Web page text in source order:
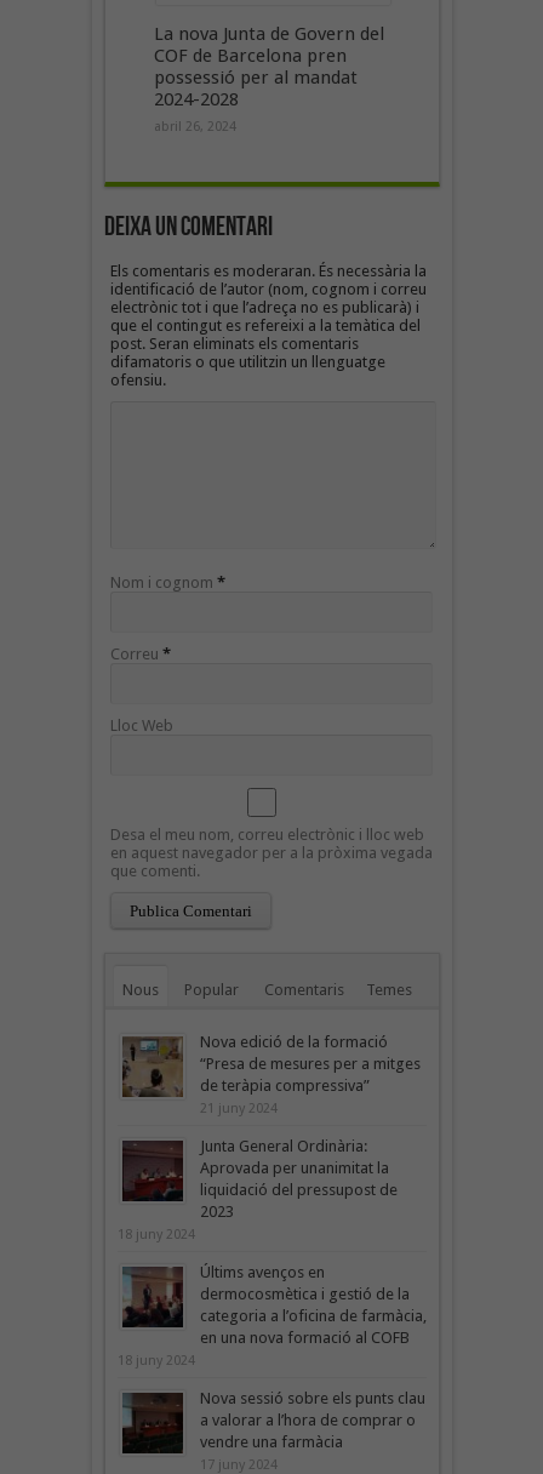
La nova Junta de Govern del
COF de Barcelona pren
possessió per al mandat
2024-2028
abril 26, 2024
Deixa un Comentari
Els comentaris es moderaran. És necessària la
identificació de l’autor (nom, cognom i correu
electrònic tot i que l’adreça no es publicarà) i
que el contingut es refereixi a la temàtica del
post. Seran eliminats els comentaris
difamatoris o que utilitzin un llenguatge
ofensiu.
Nom i cognom *
Correu *
Lloc Web
Desa el meu nom, correu electrònic i lloc web
en aquest navegador per a la pròxima vegada
que comenti.
Nous Popular Comentaris Temes
Nova edició de la formació
“Presa de mesures per a mitges
de teràpia compressiva”
21 juny 2024
Junta General Ordinària:
Aprovada per unanimitat la
liquidació del pressupost de
2023
18 juny 2024
Últims avenços en
dermocosmètica i gestió de la
categoria a l’oficina de farmàcia,
en una nova formació al COFB
18 juny 2024
Nova sessió sobre els punts clau
a valorar a l’hora de comprar o
vendre una farmàcia
17 juny 2024